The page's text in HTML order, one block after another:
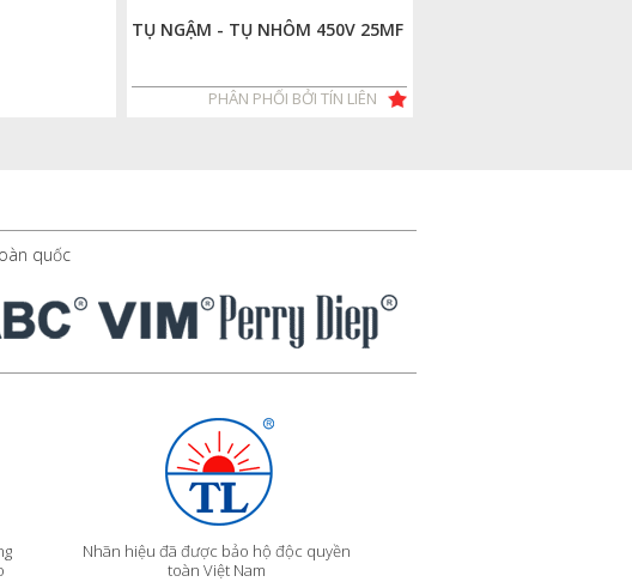
TỤ NGẬM - TỤ NHÔM 450V 25MF
PHÂN PHỐI BỞI TÍN LIÊN
quốc
Nhãn hiệu đã được bảo hộ độc quyền
toàn Việt Nam